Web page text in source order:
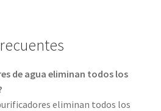
de agua eliminan todos los
eliminan todos los